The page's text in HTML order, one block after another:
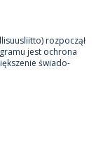
roz­począł
jest ochrona
świa­do­